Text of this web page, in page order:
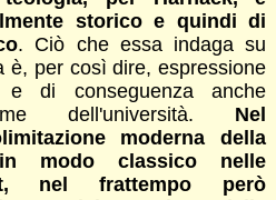
storico e quindi di
. Ciò che essa indaga su
è, per così dire, espressione
di conseguenza anche
dell'università. Nel
moderna della
modo classico nelle
nel frattempo però